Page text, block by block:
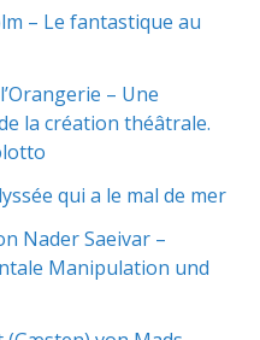
– Le fantastique au
– Une
la création théâtrale.
qui a le mal de mer
Nader Saeivar​​ –
Manipulation und